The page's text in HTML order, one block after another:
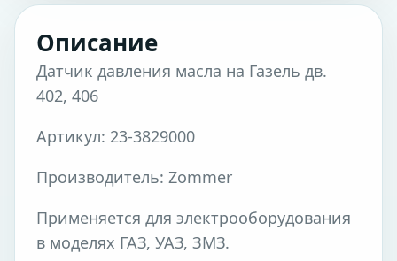
Описание
Датчик давления масла на Газель дв.
402, 406
Артикул: 23-3829000
Производитель: Zommer
Применяется для электрооборудования
в моделях ГАЗ, УАЗ, ЗМЗ.